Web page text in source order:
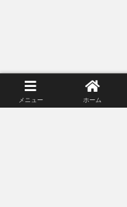
スポンサーリンク（広告）
メニュー ホーム